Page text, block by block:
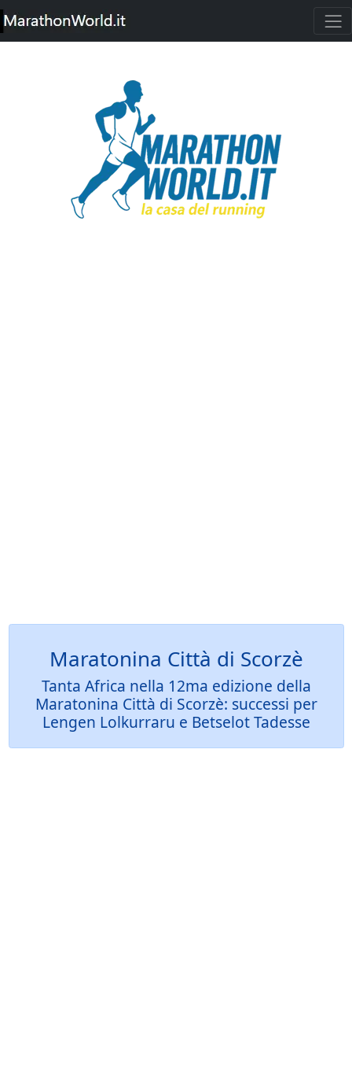
Maratonina Città di Scorzè
Tanta Africa nella 12ma edizione della
Maratonina Città di Scorzè: successi per
Lengen Lolkurraru e Betselot Tadesse